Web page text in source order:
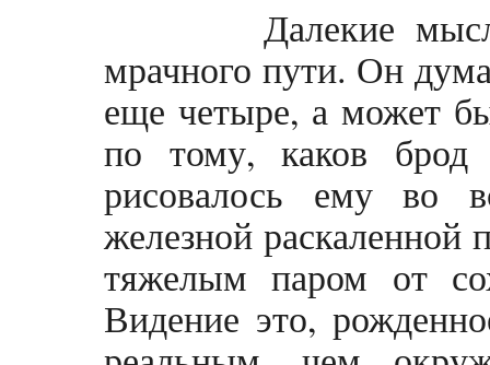
Далекие мысли
мрачного пути. Он
еще четыре, а может
по тому, каков брод
рисовалось ему во
железной раскаленной
тяжелым паром от
Видение это,